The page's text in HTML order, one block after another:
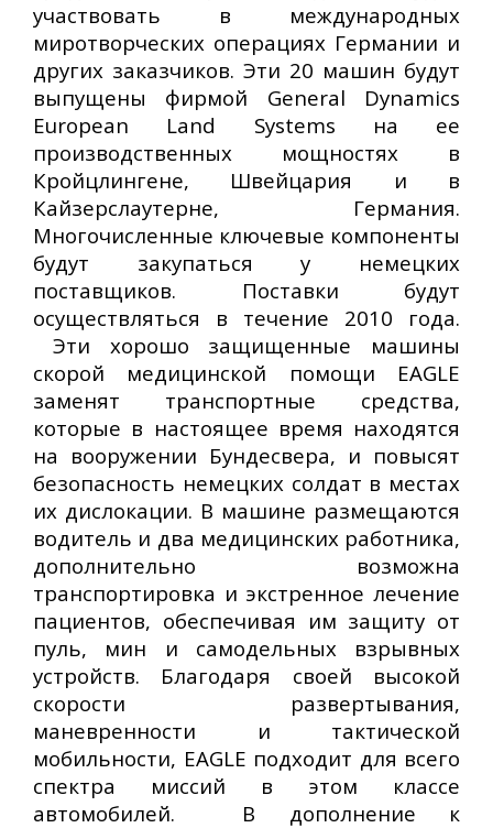
участвовать в международных
миротворческих операциях Германии и
других заказчиков. Эти 20 машин будут
выпущены фирмой General Dynamics
European Land Systems на ее
производственных мощностях в
Кройцлингене, Швейцария и в
Кайзерслаутерне, Германия.
Многочисленные ключевые компоненты
будут закупаться у немецких
поставщиков. Поставки будут
осуществляться в течение 2010 года.
Эти хорошо защищенные машины
скорой медицинской помощи EAGLE
заменят транспортные средства,
которые в настоящее время находятся
на вооружении Бундесвера, и повысят
безопасность немецких солдат в местах
их дислокации. В машине размещаются
водитель и два медицинских работника,
дополнительно возможна
транспортировка и экстренное лечение
пациентов, обеспечивая им защиту от
пуль, мин и самодельных взрывных
устройств. Благодаря своей высокой
скорости развертывания,
маневренности и тактической
мобильности, EAGLE подходит для всего
спектра миссий в этом классе
автомобилей.
В дополнение к